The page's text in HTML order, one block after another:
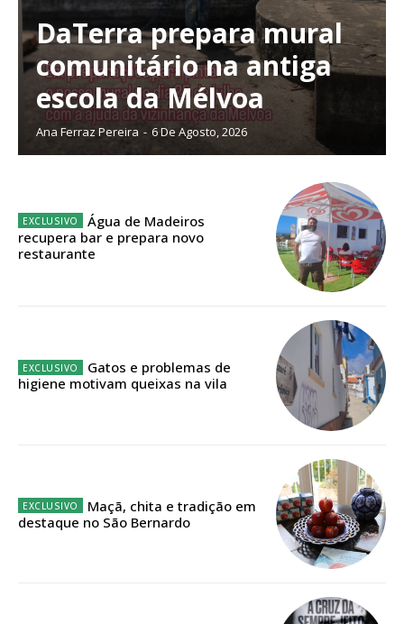
Planos de Assinatura
Faça-se assinante do Região de Cister e ajude-nos a manter este serviço
Escolha o plano de assinatura desejado:
32€
Edição em papel entregue à Quinta-feira em sua
DaTerra prepara mural
comunitário na antiga
escola da Mélvoa
Ana Ferraz Pereira - 6 De Agosto, 2026
Água de Madeiros
recupera bar e prepara novo
restaurante
Gatos e problemas de
higiene motivam queixas na vila
Maçã, chita e tradição em
destaque no São Bernardo